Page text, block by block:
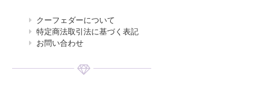
クーフェダーについて
特定商法取引法に基づく表記
お問い合わせ